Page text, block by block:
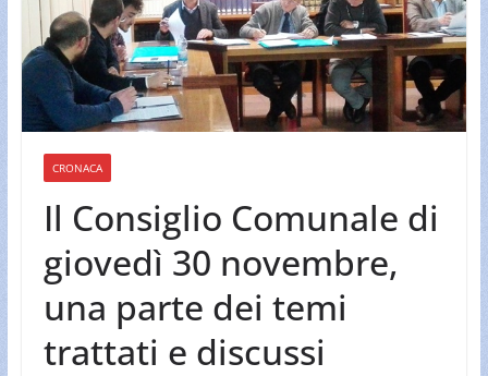
CRONACA
Il Consiglio Comunale di
giovedì 30 novembre,
una parte dei temi
trattati e discussi